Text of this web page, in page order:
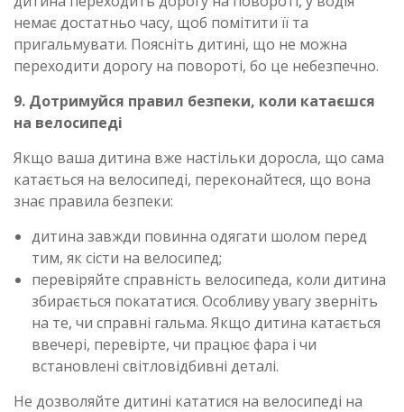
немає достатньо часу, щоб помітити її та
пригальмувати. Поясніть дитині, що не можна
переходити дорогу на повороті, бо це небезпечно.
9. Дотримуйся правил безпеки, коли катаєшся
на велосипеді
Якщо ваша дитина вже настільки доросла, що сама
катається на велосипеді, переконайтеся, що вона
знає правила безпеки:
дитина завжди повинна одягати шолом перед
тим, як сісти на велосипед;
перевіряйте справність велосипеда, коли дитина
збирається покататися. Особливу увагу зверніть
на те, чи справні гальма. Якщо дитина катається
ввечері, перевірте, чи працює фара і чи
встановлені світловідбивні деталі.
Не дозволяйте дитині кататися на велосипеді на